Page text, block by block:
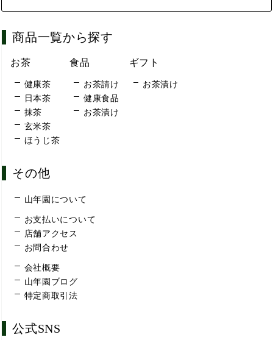
商品一覧から探す
お茶
健康茶
日本茶
抹茶
玄米茶
ほうじ茶
食品
お茶請け
健康食品
お茶漬け
ギフト
お茶漬け
その他
山年園について
お支払いについて
店舗アクセス
お問合わせ
会社概要
山年園ブログ
特定商取引法
公式SNS